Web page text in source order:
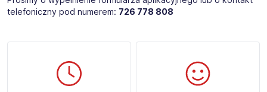
telefoniczny pod numerem: 726 778 808